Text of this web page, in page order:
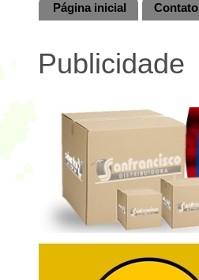
Página inicial Contato
Publicidade